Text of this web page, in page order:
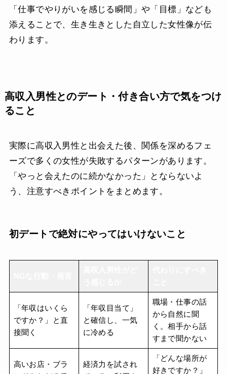
「仕事でやりがいを感じる瞬間」や「目標」なども
添えることで、生き生きとした自立した女性像が伝
わります。
高収入男性とのデート・付き合い方で気をつけ
ること
実際に高収入男性と出会えた後、関係を深めるフェ
ーズで多くの女性が失敗するパターンがあります。
「やっと会えたのに続かなかった」とならないよ
う、注意すべきポイントをまとめます。
初デートで絶対にやってはいけないこと
「年収はいくら
ですか？」と直
接聞く
「年収目当て」
と確信し、一気
に冷める
職場・仕事の話
から自然に聞
く。相手から話
すまで聞かない
高いお店・ブラ
経済力を試され
「どんな場所が
好きですか？」